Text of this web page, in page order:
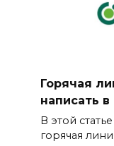
Горячая
написать
В этой
горячая